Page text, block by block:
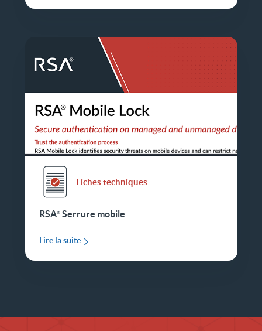
Fiches techniques
RSA Serrure mobile
Lire la suite